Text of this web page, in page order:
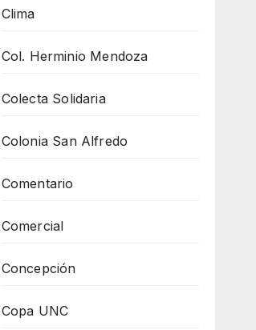
Clima
Col. Herminio Mendoza
Colecta Solidaria
Colonia San Alfredo
Comentario
Comercial
Concepción
Copa UNC